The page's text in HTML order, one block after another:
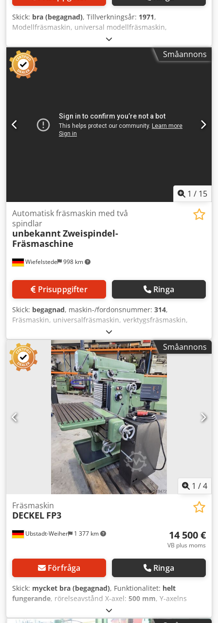
Skick: bra (begagnad), Tillverkningsår: 1971,
Modellfräsmaskin, universal modellfräsmaskin,
fräsmaskin, universalfräs, verktygsfräs, borr- och
fräsmaskin, modellfräs, vertikalfräs -Tillverkare: Steinel,
vertikalfräs typ SV 4 -Uppspänningsbord: 740 x 200 mm -
Korsbord: 620 x 130 mm -Rörelsevägar: X/Y/Z 340/100/300
mm -Spindelinfästning: MK2 -Varvtal: 112 - 2240 varv/min
Småannons
1 / 15
Wiefelstede 998 km
Automatisk fräsmaskin med två
spindlar
unbekanntZweispindel-
Fräsmaschine
Prisuppgifter Ringa
Skick: begagnad, maskin-/fordonsnummer: 314,
Fräsmaskin, universalfräsmaskin, verktygsfräsmaskin,
dubbspindelfräsmaskin, fräsautomat -Fräsautomat:
Dubbspindelfräsmaskin för smådelar -Mått: se bilder -
Drivning: respektive 0,37 kW -Kylvätskesystem Cjdjhyut
Rspfx Agqoha -Mått: 1000/850/H1360 mm -Vikt: 352 kg
Småannons
1 /4
Ubstadt-Weiher 1 377 km
Fräsmaskin
DECKEL FP3
14 500 €
VB plus moms
Förfråga Ringa
Skick: mycket bra (begagnad), Funktionalitet: helt
fungerande, rörelseavstånd X-axel: 500 mm, Y-axelns
, rörelseavstånd Z-axel:
spindelhastighet (max):2 000 varv/min, spindelhastighet